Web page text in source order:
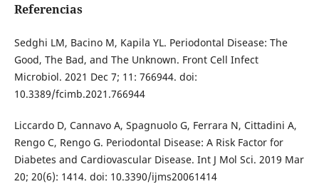
Referencias
Sedghi LM, Bacino M, Kapila YL. Periodontal Disease: The
Good, The Bad, and The Unknown. Front Cell Infect
Microbiol. 2021 Dec 7; 11: 766944. doi:
10.3389/fcimb.2021.766944
Liccardo D, Cannavo A, Spagnuolo G, Ferrara N, Cittadini A,
Rengo C, Rengo G. Periodontal Disease: A Risk Factor for
Diabetes and Cardiovascular Disease. Int J Mol Sci. 2019 Mar
20; 20(6): 1414. doi: 10.3390/ijms20061414